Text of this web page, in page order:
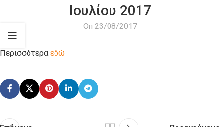
Ιουλίου 2017
On 23/08/2017
Περισσότερα εδώ